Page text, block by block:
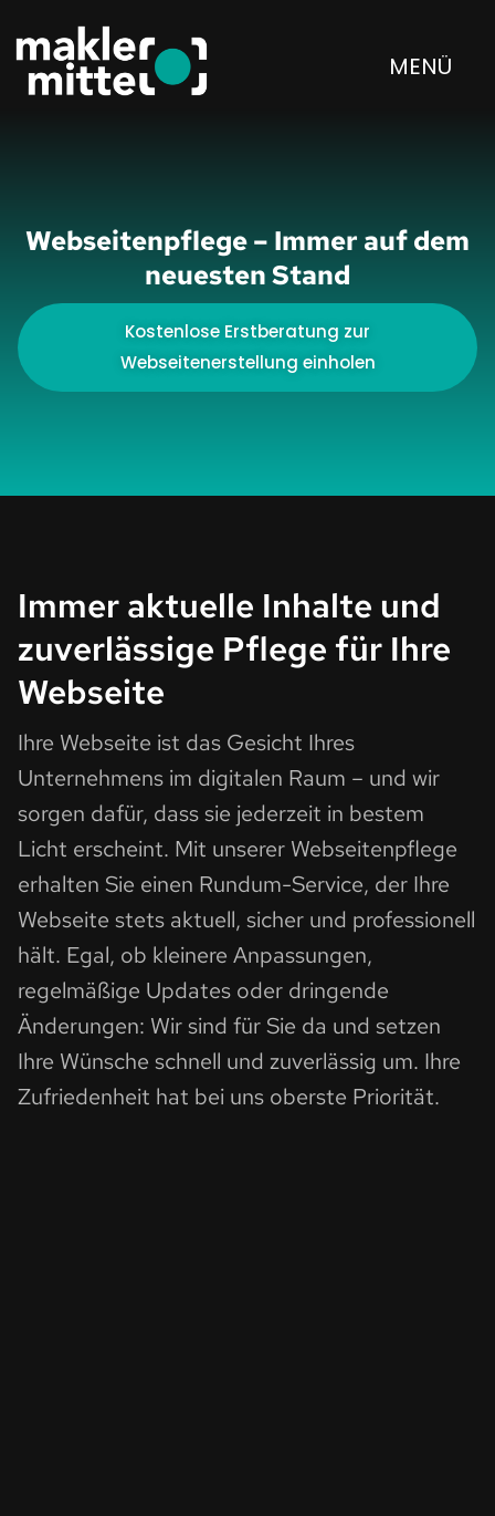
MENÜ
Webseitenpflege – Immer auf dem
neuesten Stand
Kostenlose Erstberatung zur
Webseitenerstellung einholen
Immer aktuelle Inhalte und
zuverlässige Pflege für Ihre
Webseite
Ihre Webseite ist das Gesicht Ihres
Unternehmens im digitalen Raum – und wir
sorgen dafür, dass sie jederzeit in bestem
Licht erscheint. Mit unserer Webseitenpflege
erhalten Sie einen Rundum-Service, der Ihre
Webseite stets aktuell, sicher und professionell
hält. Egal, ob kleinere Anpassungen,
regelmäßige Updates oder dringende
Änderungen: Wir sind für Sie da und setzen
Ihre Wünsche schnell und zuverlässig um. Ihre
Zufriedenheit hat bei uns oberste Priorität.